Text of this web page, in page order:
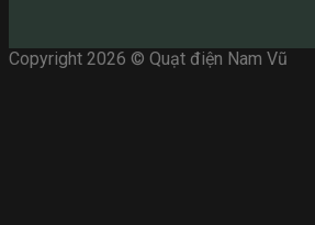
Copyright 2026 © Quạt điện Nam Vũ